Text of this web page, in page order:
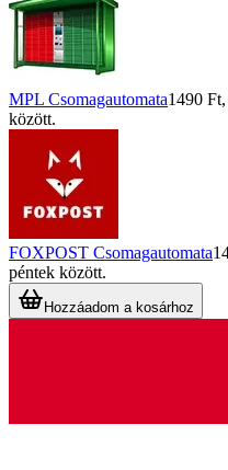
MPL Csomagautomata1490 Ft
között.
FOXPOST Csomagautomata
péntek között.
Hozzáadom a kosárhoz